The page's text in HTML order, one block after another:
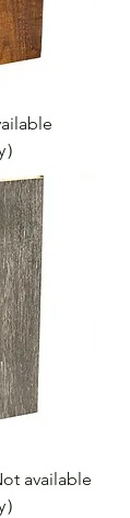
available